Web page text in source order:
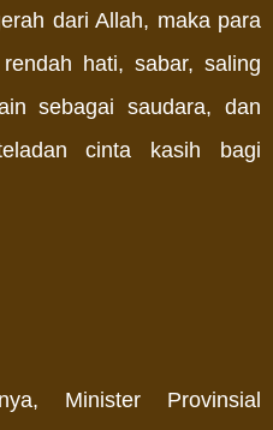
dari Allah, maka para
hati, sabar, saling
sebagai saudara, dan
cinta kasih bagi
Minister Provinsial